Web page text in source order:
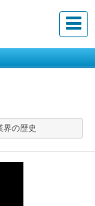
界の歴史